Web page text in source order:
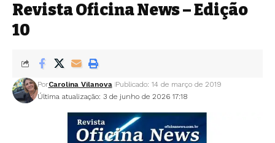
Revista Oficina News – Edição
10
Última atualização: 3 de junho de 2026 17:18
PorCarolina Vilanova Publicado: 14 de março de 2019